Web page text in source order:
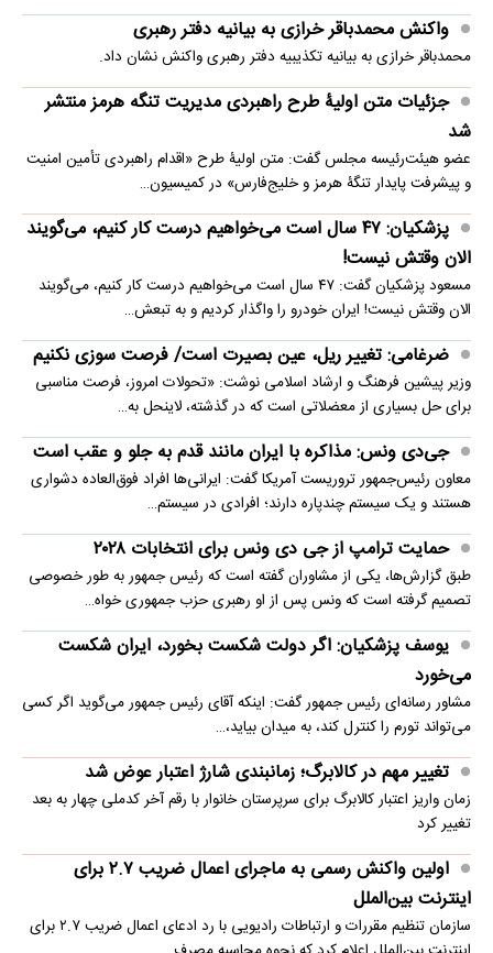
واکنش محمدباقر خرازی به بیانیه دفتر رهبری
محمدباقر خرازی به بیانیه تکذیبیه دفتر رهبری واکنش نشان داد.
جزئیات متن اولیۀ طرح راهبردی مدیریت تنگه هرمز منتشر
شد
عضو هیئت‌رئیسه مجلس گفت: متن اولیۀ طرح «اقدام راهبردی تأمین امنیت
و پیشرفت پایدار تنگۀ هرمز و خلیج‌فارس» در کمیسیون…
پزشکیان: ۴۷ سال است می‌خواهیم درست کار کنیم، می‌گویند
الان وقتش نیست!
مسعود پزشکیان گفت: ۴۷ سال است می‌خواهیم درست کار کنیم، می‌گویند
الان وقتش نیست! ایران خودرو را واگذار کردیم و به تبعش…
ضرغامی: تغییر ریل، عین بصیرت است/ فرصت سوزی نکنیم
وزیر پیشین فرهنگ و ارشاد اسلامی نوشت: «تحولات امروز، فرصت مناسبی
برای حل بسیاری از معضلاتی‌ است که در گذشته، لاینحل به…
جی‌دی ونس: مذاکره با ایران مانند قدم به جلو و عقب است
معاون رئیس‌جمهور تروریست آمریکا گفت: ایرانی‌ها افراد فوق‌العاده دشواری
هستند و یک سیستم چندپاره دارند؛ افرادی در سیستم…
حمایت ترامپ از جی دی ونس برای انتخابات ۲۰۲۸
طبق گزارش‌ها، یکی از مشاوران گفته است که رئیس جمهور به طور خصوصی
تصمیم گرفته است که ونس پس از او رهبری حزب جمهوری خواه…
یوسف پزشکیان: اگر دولت شکست بخورد، ایران شکست
می‌خورد
مشاور رسانه‌ای رئیس جمهور گفت: اینکه آقای رئیس جمهور می‌گوید اگر کسی
می‌تواند تورم را کنترل کند، به میدان بیاید،…
تغییر مهم در کالابرگ؛ زمانبندی‌ شارژ اعتبار عوض شد
زمان واریز اعتبار کالابرگ برای سرپرستان خانوار با رقم آخر کدملی چهار به بعد
تغییر کرد
اولین واکنش رسمی به ماجرای اعمال ضریب ۲.۷ برای
اینترنت بین‌الملل
سازمان تنظیم مقررات و ارتباطات رادیویی با رد ادعای اعمال ضریب ۲.۷ برای